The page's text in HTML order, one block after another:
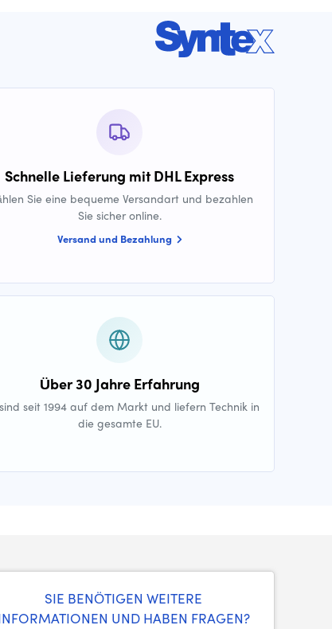
Schnelle Lieferung mit DHL Express
Sie eine bequeme Versandart und bezahlen
Sie sicher online.
Versand und Bezahlung
Über 30 Jahre Erfahrung
seit 1994 auf dem Markt und liefern Technik in
die gesamte EU.
SIE BENÖTIGEN WEITERE
UND HABEN FRAGEN?